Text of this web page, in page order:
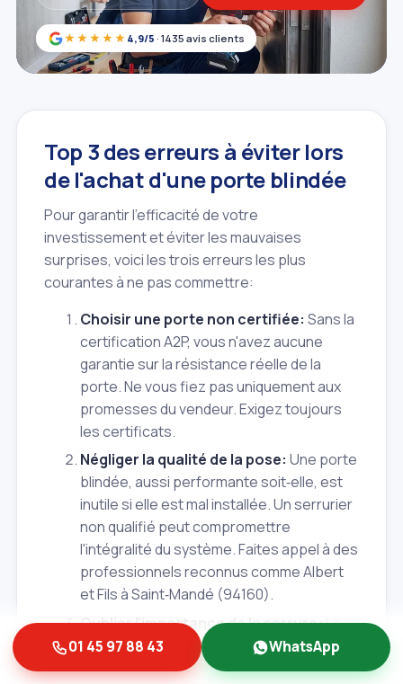
★★★★★ 4,9/5 · 1435 avis clients
Top 3 des erreurs à éviter lors
de l'achat d'une porte blindée
Pour garantir l'efficacité de votre
investissement et éviter les mauvaises
surprises, voici les trois erreurs les plus
courantes à ne pas commettre:
Choisir une porte non certifiée: Sans la
certification A2P, vous n'avez aucune
garantie sur la résistance réelle de la
porte. Ne vous fiez pas uniquement aux
promesses du vendeur. Exigez toujours
les certificats.
Négliger la qualité de la pose: Une porte
blindée, aussi performante soit‑elle, est
inutile si elle est mal installée. Un serrurier
non qualifié peut compromettre
l'intégralité du système. Faites appel à des
professionnels reconnus comme Albert
et Fils à Saint‑Mandé (94160).
Oublier l'importance de la serrure:La
serrure est le cœur de la sécurité de
votre porte. Une serrure de faible qualité
01 45 97 88 43 WhatsApp